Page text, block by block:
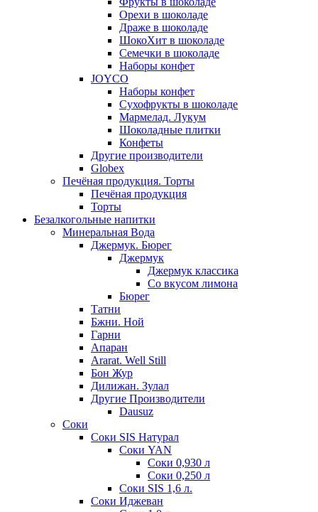
Орехи в шоколаде
Драже в шоколаде
ШокоХит в шоколаде
Семечки в шоколаде
Наборы конфет
JOYCO
Наборы конфет
Сухофрукты в шоколаде
Мармелад. Лукум
Шоколадные плитки
Конфеты
Другие производители
Globex
Печёная продукция. Торты
Печёная продукция
Торты
Безалкогольные напитки
Минеральная Вода
Джермук. Бюрег
Джермук
Джермук классика
Со вкусом лимона
Бюрег
Татни
Бжни. Ной
Гарни
Апаран
Ararat. Well Still
Бон Жур
Дилижан. Зулал
Другие Производители
Dausuz
Соки
Соки SIS Натурал
Соки YAN
Соки 0,930 л
Соки 0,250 л
Соки SIS 1,6 л.
Соки Иджеван